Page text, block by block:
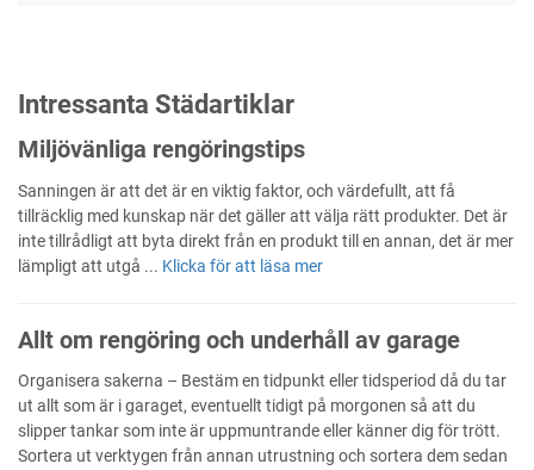
Intressanta Städartiklar
Miljövänliga rengöringstips
Sanningen är att det är en viktig faktor, och värdefullt, att få
tillräcklig med kunskap när det gäller att välja rätt produkter. Det är
inte tillrådligt att byta direkt från en produkt till en annan, det är mer
lämpligt att utgå ... Klicka för att läsa mer
Allt om rengöring och underhåll av garage
Organisera sakerna – Bestäm en tidpunkt eller tidsperiod då du tar
ut allt som är i garaget, eventuellt tidigt på morgonen så att du
slipper tankar som inte är uppmuntrande eller känner dig för trött.
Sortera ut verktygen från annan utrustning och sortera dem sedan